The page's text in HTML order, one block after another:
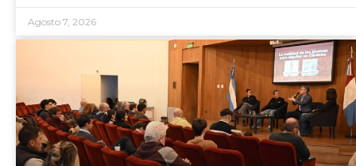
Agosto 7, 2026